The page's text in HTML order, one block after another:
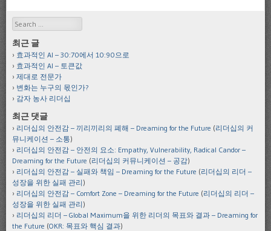
Search
최근 글
효과적인 AI – 30:70에서 10:90으로
효과적인 AI – 토큰값
제대로 전문가
변화는 누구의 몫인가?
감자 농사 리더십
최근 댓글
리더십의 안전감 – 끼리끼리의 폐해 – Dreaming for the Future (리더십의 커
뮤니케이션 – 소통)
리더십의 안전감 – 안전의 요소: Empathy, Vulnerability, Radical Candor –
Dreaming for the Future (리더십의 커뮤니케이션 – 공감)
리더십의 안전감 – 실패와 책임 – Dreaming for the Future (리더십의 리더 –
성장을 위한 실패 관리)
리더십의 안전감 – Comfort Zone – Dreaming for the Future (리더십의 리더 –
성장을 위한 실패 관리)
리더십의 리더 – Global Maximum을 위한 리더의 목표와 결과 – Dreaming for
the Future (OKR: 목표와 핵심 결과)